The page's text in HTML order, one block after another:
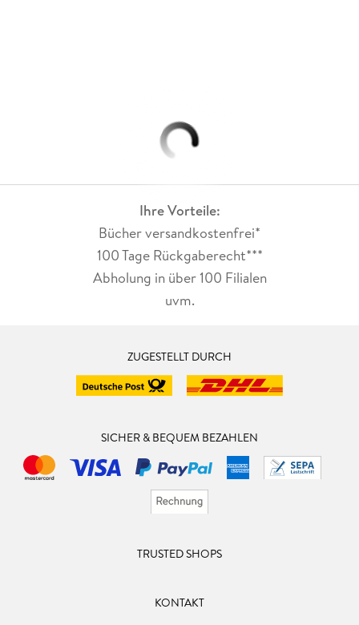
Ihre Vorteile:
Bücher versandkostenfrei*
100 Tage Rückgaberecht***
Abholung in über 100 Filialen
uvm.
ZUGESTELLT DURCH
SICHER & BEQUEM BEZAHLEN
TRUSTED SHOPS
KONTAKT